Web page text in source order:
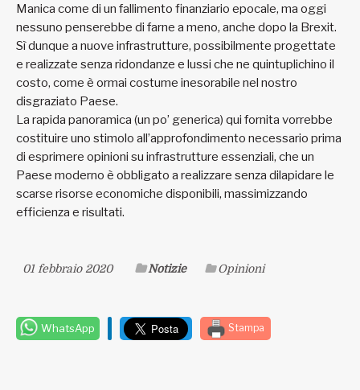
Manica come di un fallimento finanziario epocale, ma oggi
nessuno penserebbe di farne a meno, anche dopo la Brexit.
Sì dunque a nuove infrastrutture, possibilmente progettate
e realizzate senza ridondanze e lussi che ne quintuplichino il
costo, come è ormai costume inesorabile nel nostro
disgraziato Paese.
La rapida panoramica (un po’ generica) qui fornita vorrebbe
costituire uno stimolo all’approfondimento necessario prima
di esprimere opinioni su infrastrutture essenziali, che un
Paese moderno è obbligato a realizzare senza dilapidare le
scarse risorse economiche disponibili, massimizzando
efficienza e risultati.
01 febbraio 2020 Notizie Opinioni
WhatsApp Stampa